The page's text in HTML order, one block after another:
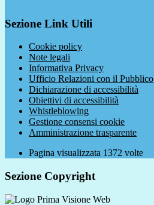
Sezione Link Utili
Cookie policy
Note legali
Informativa Privacy
Ufficio Relazioni con il Pubblico
Dichiarazione di accessibilità
Obiettivi di accessibilità
Whistleblowing
Gestione consensi cookie
Amministrazione trasparente
Pagina visualizzata 1372 volte
Sezione Copyright